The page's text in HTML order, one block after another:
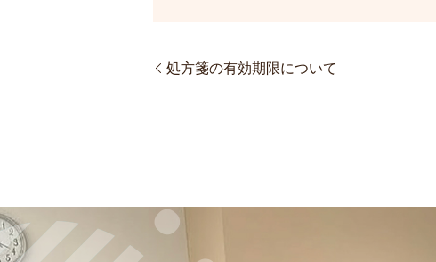
処方箋の有効期限について